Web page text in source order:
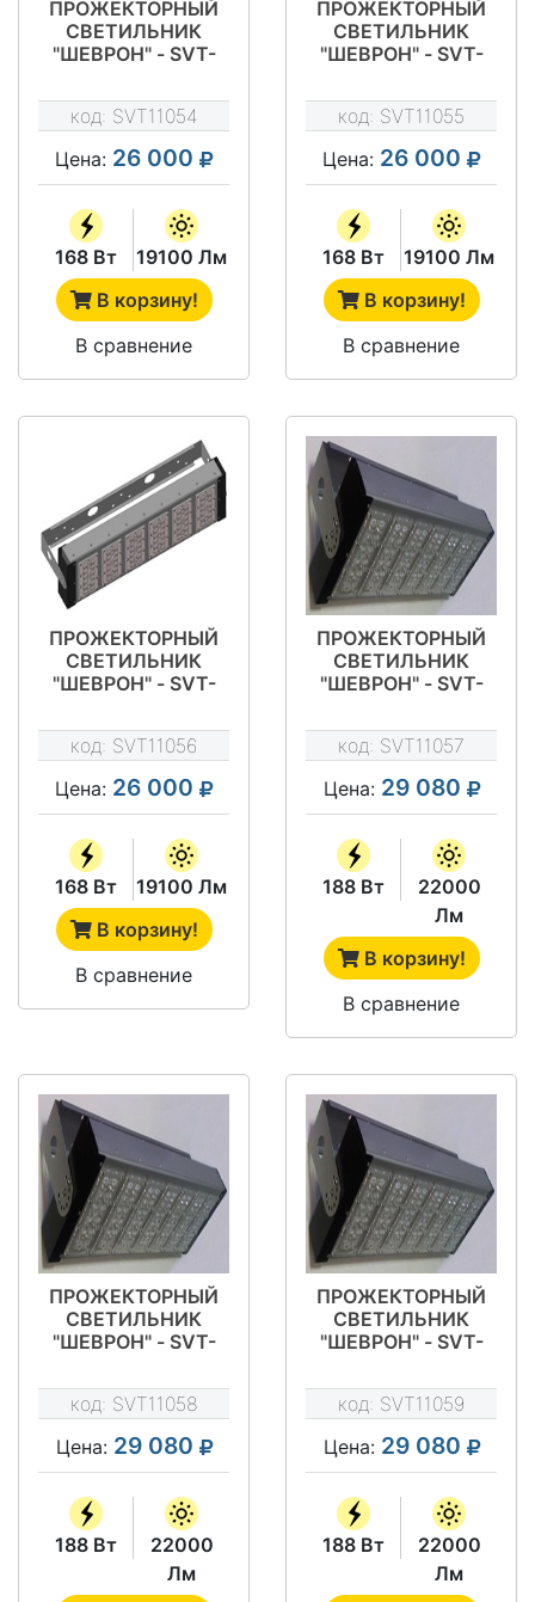
ПРОЖЕКТОРНЫЙ
СВЕТИЛЬНИК
"ШЕВРОН" - SVT-
27
код: SVT11054
Цена: 26 000
168 Вт
19100 Лм
В корзину!
В сравнение
ПРОЖЕКТОРНЫЙ
СВЕТИЛЬНИК
"ШЕВРОН" - SVT-
58
код: SVT11055
Цена: 26 000
168 Вт
19100 Лм
В корзину!
В сравнение
ПРОЖЕКТОРНЫЙ
СВЕТИЛЬНИК
"ШЕВРОН" - SVT-
30X120
код: SVT11056
Цена: 26 000
168 Вт
19100 Лм
В корзину!
В сравнение
ПРОЖЕКТОРНЫЙ
СВЕТИЛЬНИК
"ШЕВРОН" - SVT-
27
код: SVT11057
Цена: 29 080
188 Вт
22000
Лм
В корзину!
В сравнение
ПРОЖЕКТОРНЫЙ
СВЕТИЛЬНИК
"ШЕВРОН" - SVT-
58
код: SVT11058
Цена: 29 080
188 Вт
22000
Лм
ПРОЖЕКТОРНЫЙ
СВЕТИЛЬНИК
"ШЕВРОН" - SVT-
30X120
код: SVT11059
Цена: 29 080
188 Вт
22000
Лм